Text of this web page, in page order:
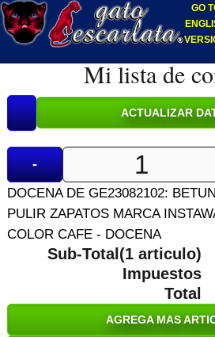
GO
Mi lista de
-
DOCENA DE GE23082102:
PULIR ZAPATOS MARCA
COLOR CAFE - DOCENA
Sub-Total(1 articulo)
Impuestos
Total
AGREGA MAS